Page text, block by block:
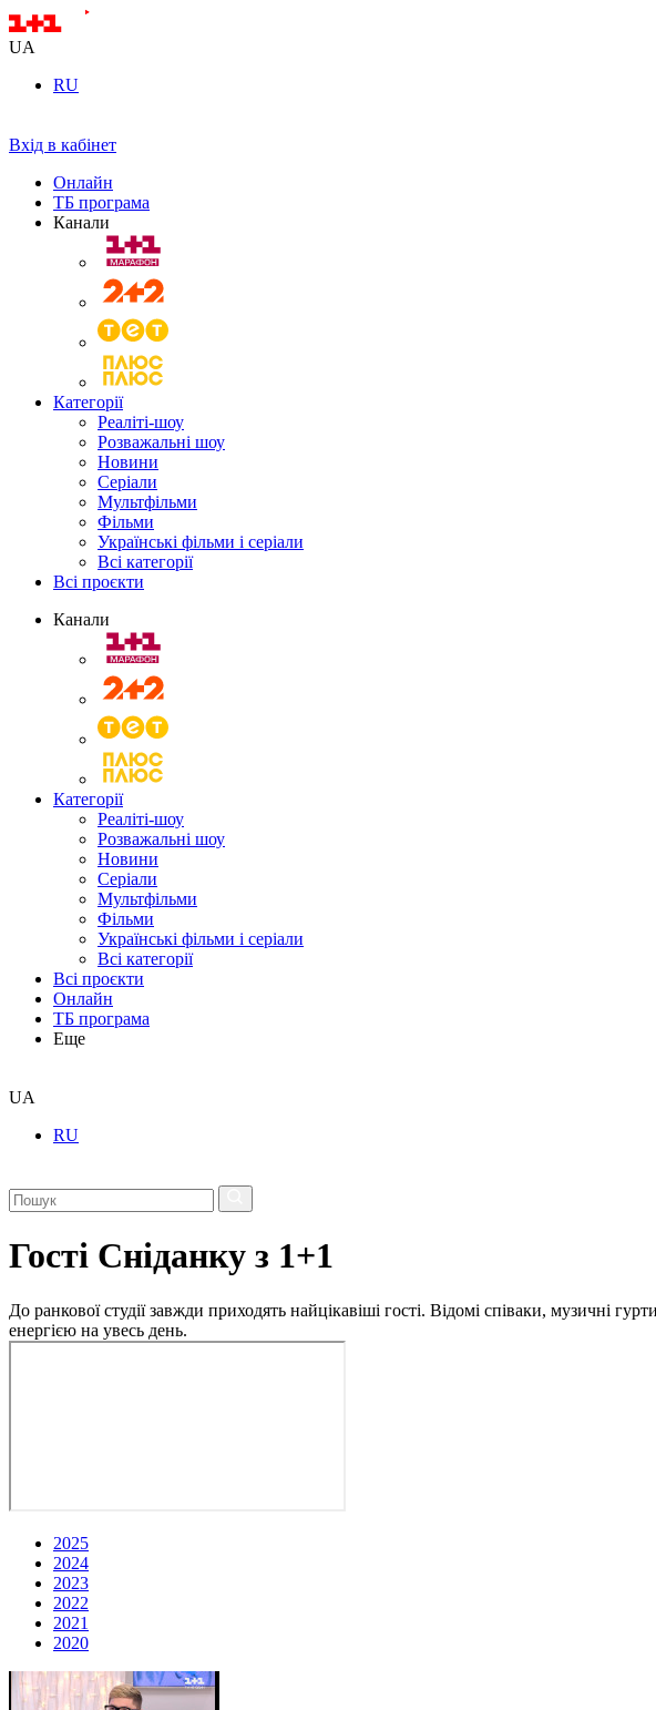
UA
RU
Вхід в кабінет
Онлайн
ТБ програма
Канали
Категорії
Реаліті-шоу
Розважальні шоу
Новини
Серіали
Мультфільми
Фільми
Українські фільми і серіали
Всі категорії
Всі проєкти
Канали
Категорії
Реаліті-шоу
Розважальні шоу
Новини
Серіали
Мультфільми
Фільми
Українські фільми і серіали
Всі категорії
Всі проєкти
Онлайн
ТБ програма
Еще
UA
RU
Гості Сніданку з 1+1
До ранкової студії завжди приходять найцікавіші гості. Відомі співаки, музичні
енергією на увесь день.
2025
2024
2023
2022
2021
2020